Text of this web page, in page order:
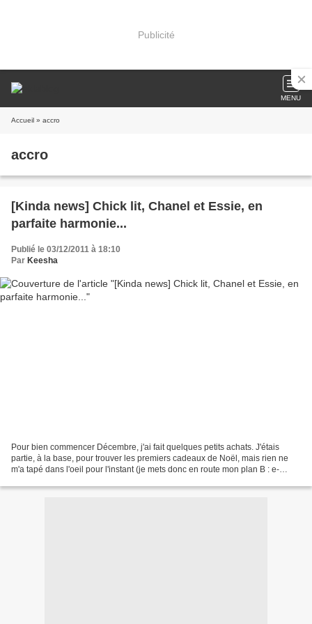
Publicité
MENU
Accueil » accro
accro
[Kinda news] Chick lit, Chanel et Essie, en
parfaite harmonie...
Publié le 03/12/2011 à 18:10
Par Keesha
Pour bien commencer Décembre, j'ai fait quelques petits achats. J'étais
partie, à la base, pour trouver les premiers cadeaux de Noël, mais rien ne
m'a tapé dans l'oeil pour l'instant (je mets donc en route mon plan B : e-